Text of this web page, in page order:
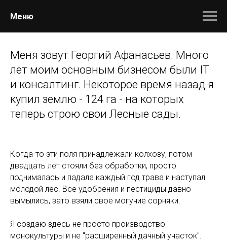
Меню
Меня зовут Георгий Афанасьев. Много
лет моим основным бизнесом были IT
и консалтинг. Некоторое время назад я
купил землю - 124 га - на которых
теперь строю свои Лесные сады.
Когда-то эти поля принадлежали колхозу, потом
двадцать лет стояли без обработки, просто
поднималась и падала каждый год трава и наступал
молодой лес. Все удобрения и пестициды давно
вымылись, зато взяли свое могучие сорняки.
Я создаю здесь не просто производство
монокультуры и не "расширенный дачный участок".